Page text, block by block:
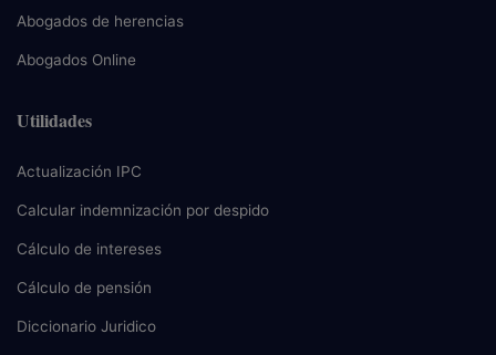
Abogados de herencias
Abogados Online
Utilidades
Actualización IPC
Calcular indemnización por despido
Cálculo de intereses
Cálculo de pensión
Diccionario Juridico